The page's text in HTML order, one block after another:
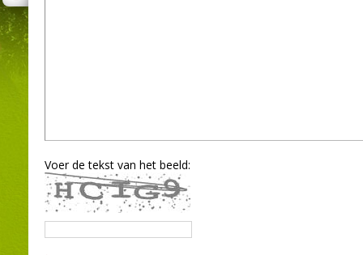
Voer de tekst van het beeld: